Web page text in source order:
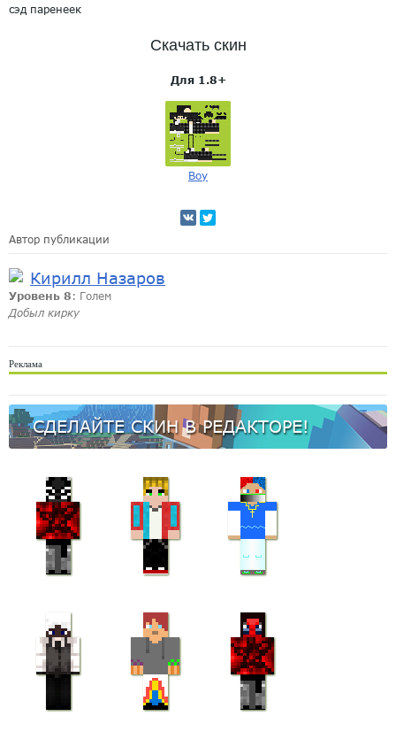
сэд паренеек
Скачать скин
Для 1.8+
Boy
Автор публикации
Кирилл Назаров
Уровень 8 : Голем
Добыл кирку
Реклама
СДЕЛАЙТЕ СКИН В РЕДАКТОРЕ!